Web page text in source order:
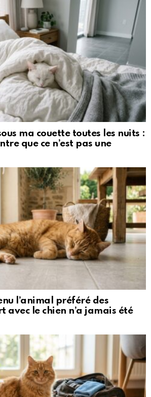
ma couette toutes les nuits :
que ce n’est pas une
l’animal préféré des
avec le chien n’a jamais été